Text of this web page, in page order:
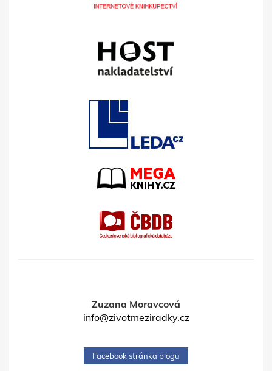
Zuzana Moravcová
info@zivotmeziradky.cz
Facebook stránka blogu